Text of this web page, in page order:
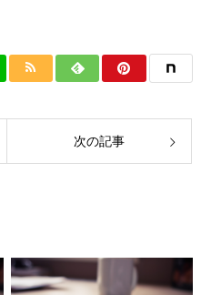
次の記事